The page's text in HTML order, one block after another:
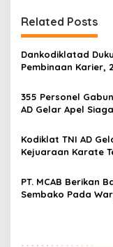
a
v
i
a
i
o
n
Related Posts
Dankodiklatad
Pembinaan Karier,
Pangkat
355 Personel
AD Gelar Apel
Kodiklat TNI AD
Kejuaraan Karate
PT. MCAB Berikan
Sembako Pada